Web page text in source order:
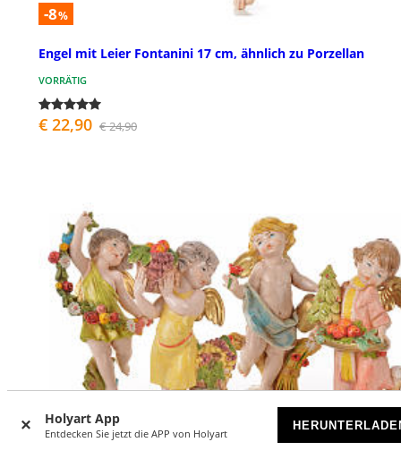
Holyart App
Entdecken Sie jetzt die APP von Holyart
-8%
Engel mit Leier Fontanini 17 cm, ähnlich zu Porzellan
VORRÄTIG
€ 22,90 € 24,90